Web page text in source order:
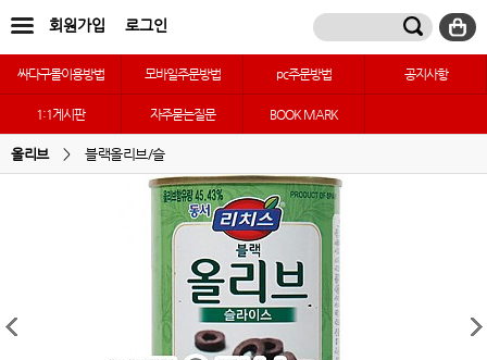
회원가입 로그인
싸다구몰이용방법 모바일주문방법 pc주문방법 공지사항
1:1게시판 자주묻는질문 BOOK MARK
올리브 > 블랙올리브/슬